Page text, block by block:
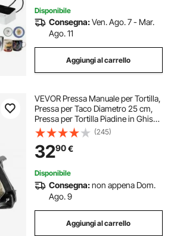
Disponibile
Consegna:Ven. Ago. 7 - Mar.
Ago. 11
Aggiungi al carrello
VEVOR Pressa Manuale per Tortilla,
Pressa per Taco Diametro 25 cm,
Pressa per Tortilla Piadine in Ghisa,
Pressa Manuale per Tortilla con 100
Pezzi di Carta da Forno, Macchina
per Impasto di Tortilla
(245)
3290€
Disponibile
Consegna:non appena Dom.
Ago. 9
Aggiungi al carrello